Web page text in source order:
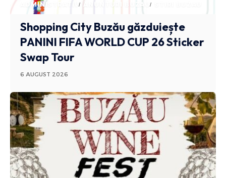
ADMINISTRATIV ANUNTURI BUZAU
Shopping City Buzău găzduiește
PANINI FIFA WORLD CUP 26 Sticker
Swap Tour
6 AUGUST 2026